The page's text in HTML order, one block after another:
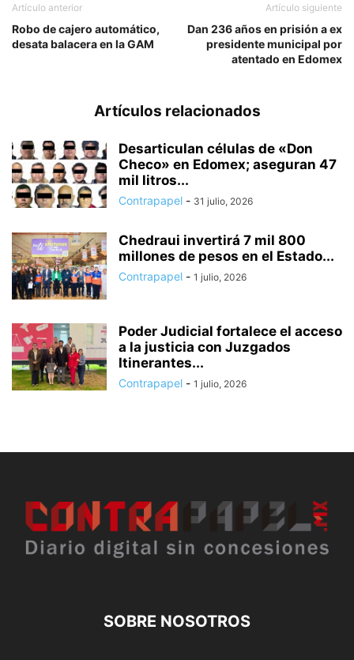
Artículo anterior
Robo de cajero automático,
desata balacera en la GAM
Artículo siguiente
Dan 236 años en prisión a ex
presidente municipal por
atentado en Edomex
Artículos relacionados
Desarticulan células de «Don
Checo» en Edomex; aseguran 47
mil litros...
Contrapapel - 31 julio, 2026
Chedraui invertirá 7 mil 800
millones de pesos en el Estado...
Contrapapel - 1 julio, 2026
Poder Judicial fortalece el acceso
a la justicia con Juzgados
Itinerantes...
Contrapapel - 1 julio, 2026
SOBRE NOSOTROS